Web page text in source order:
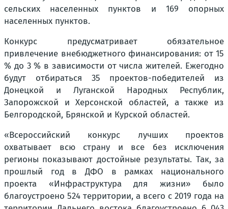
сельских населенных пунктов и 169 опорных
населенных пунктов.
Конкурс предусматривает обязательное
привлечение внебюджетного финансирования: от 15
% до 3 % в зависимости от числа жителей. Ежегодно
будут отбираться 35 проектов-победителей из
Донецкой и Луганской Народных Республик,
Запорожской и Херсонской областей, а также из
Белгородской, Брянской и Курской областей.
«Всероссийский конкурс лучших проектов
охватывает всю страну и все без исключения
регионы показывают достойные результаты. Так, за
прошлый год в ДФО в рамках национального
проекта «Инфраструктура для жизни» было
благоустроено 524 территории, а всего с 2019 года на